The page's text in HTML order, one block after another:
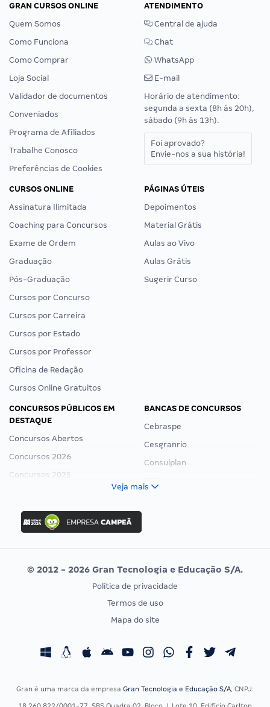
GRAN CURSOS ONLINE
Quem Somos
Como Funciona
Como Comprar
Loja Social
Validador de documentos
Conveniados
Programa de Afiliados
Trabalhe Conosco
Preferências de Cookies
ATENDIMENTO
Central de ajuda
Chat
WhatsApp
E-mail
Horário de atendimento:
segunda a sexta (8h às 20h),
sábado (9h às 13h).
Foi aprovado?
Envie-nos a sua história!
CURSOS ONLINE
Assinatura Ilimitada
Coaching para Concursos
Exame de Ordem
Graduação
Pós-Graduação
Cursos por Concurso
Cursos por Carreira
Cursos por Estado
Cursos por Professor
Oficina de Redação
Cursos Online Gratuitos
PÁGINAS ÚTEIS
Depoimentos
Material Grátis
Aulas ao Vivo
Aulas Grátis
Sugerir Curso
CONCURSOS PÚBLICOS EM
DESTAQUE
Concursos Abertos
Concursos 2026
Concursos 2025
Concurso Ibama
Concurso MPU
Editais publicados
BANCAS DE CONCURSOS
Cebraspe
Cesgranrio
Consulplan
Vunesp
CONCURSOS POR PROFISSÃO
Concursos Fiscais
EXAME DE ORDEM
Calendário OAB
Veja mais
© 2012 - 2026 Gran Tecnologia e Educação S/A.
Política de privacidade
Termos de uso
Mapa do site
Gran é uma marca da empresa Gran Tecnologia e Educação S/A, CNPJ: